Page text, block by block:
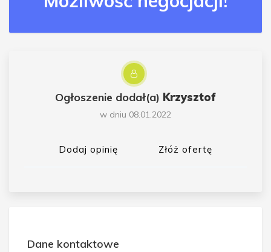
Ogłoszenie dodał(a) Krzysztof
w dniu 08.01.2022
Dodaj opinię Złóż ofertę
Dane kontaktowe